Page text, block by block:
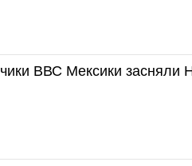
ВВС Мексики засняли